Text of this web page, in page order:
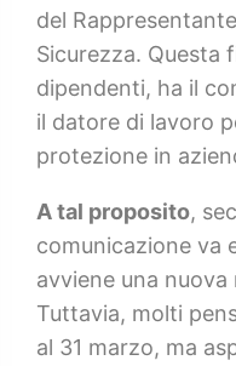
del
Sicurezza. Questa
dipendenti, ha il
il datore di lavoro
protezione in
A tal proposito,
comunicazione va
avviene una
Tuttavia, molti
al 31 marzo, ma